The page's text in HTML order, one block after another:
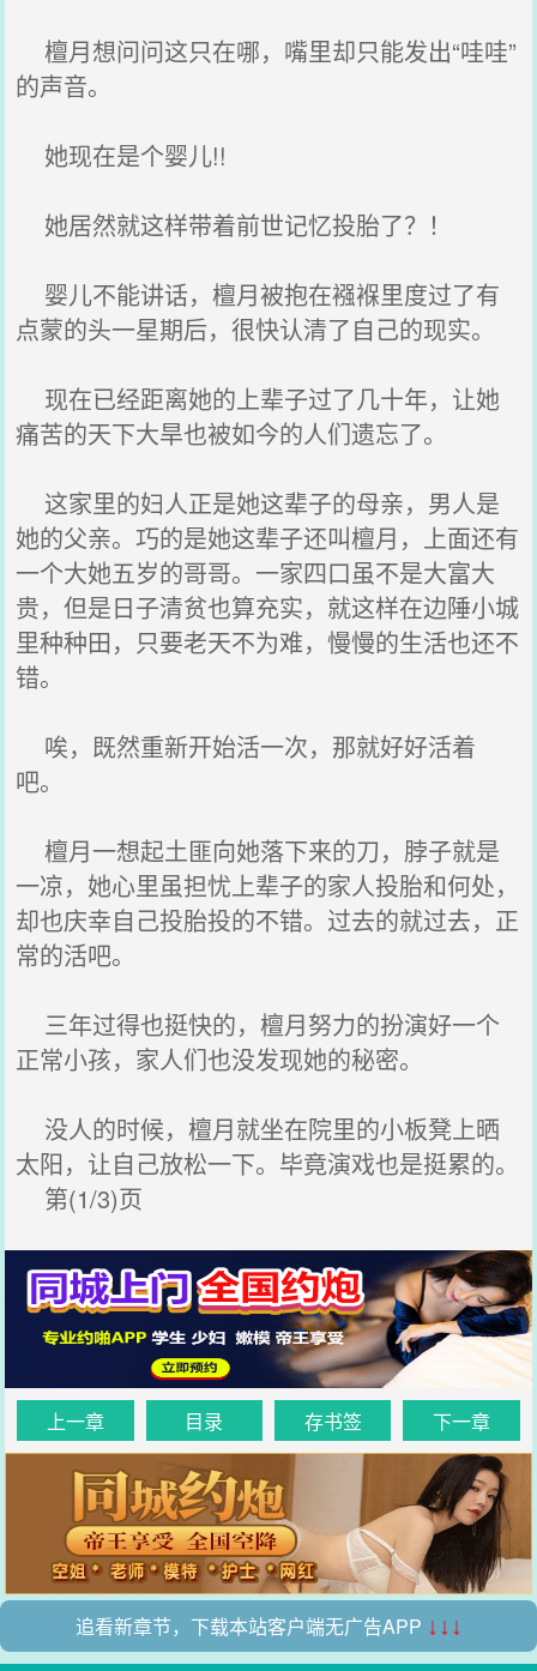
檀月想问问这只在哪，嘴里却只能发出“哇哇”
的声音。
她现在是个婴儿!!
她居然就这样带着前世记忆投胎了？！
婴儿不能讲话，檀月被抱在襁褓里度过了有
点蒙的头一星期后，很快认清了自己的现实。
现在已经距离她的上辈子过了几十年，让她
痛苦的天下大旱也被如今的人们遗忘了。
这家里的妇人正是她这辈子的母亲，男人是
她的父亲。巧的是她这辈子还叫檀月，上面还有
一个大她五岁的哥哥。一家四口虽不是大富大
贵，但是日子清贫也算充实，就这样在边陲小城
里种种田，只要老天不为难，慢慢的生活也还不
错。
唉，既然重新开始活一次，那就好好活着
吧。
檀月一想起土匪向她落下来的刀，脖子就是
一凉，她心里虽担忧上辈子的家人投胎和何处，
却也庆幸自己投胎投的不错。过去的就过去，正
常的活吧。
三年过得也挺快的，檀月努力的扮演好一个
正常小孩，家人们也没发现她的秘密。
没人的时候，檀月就坐在院里的小板凳上晒
太阳，让自己放松一下。毕竟演戏也是挺累的。
第(1/3)页
上一章 目录 存书签 下一章
追看新章节，下载本站客户端无广告APP ↓↓↓